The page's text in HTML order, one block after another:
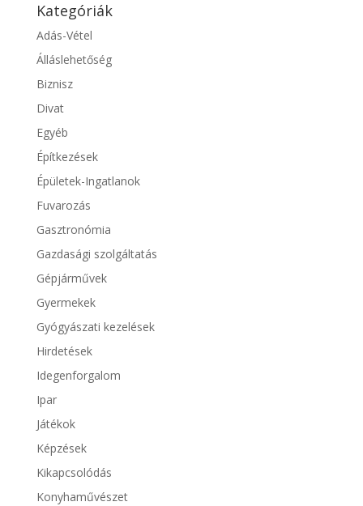
Kategóriák
Adás-Vétel
Álláslehetőség
Biznisz
Divat
Egyéb
Építkezések
Épületek-Ingatlanok
Fuvarozás
Gasztronómia
Gazdasági szolgáltatás
Gépjárművek
Gyermekek
Gyógyászati kezelések
Hirdetések
Idegenforgalom
Ipar
Játékok
Képzések
Kikapcsolódás
Konyhaművészet